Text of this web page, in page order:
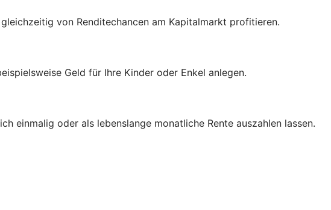
von Renditechancen am Kapitalmarkt profitieren.
Geld für Ihre Kinder oder Enkel anlegen.
einmalig oder als lebenslange monatliche Rente auszahlen lassen.